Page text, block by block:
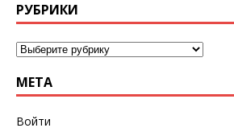
РУБРИКИ
МЕТА
Войти